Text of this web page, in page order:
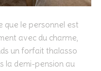
que le personnel est
avec du charme,
un forfait thalasso
la demi-pension au